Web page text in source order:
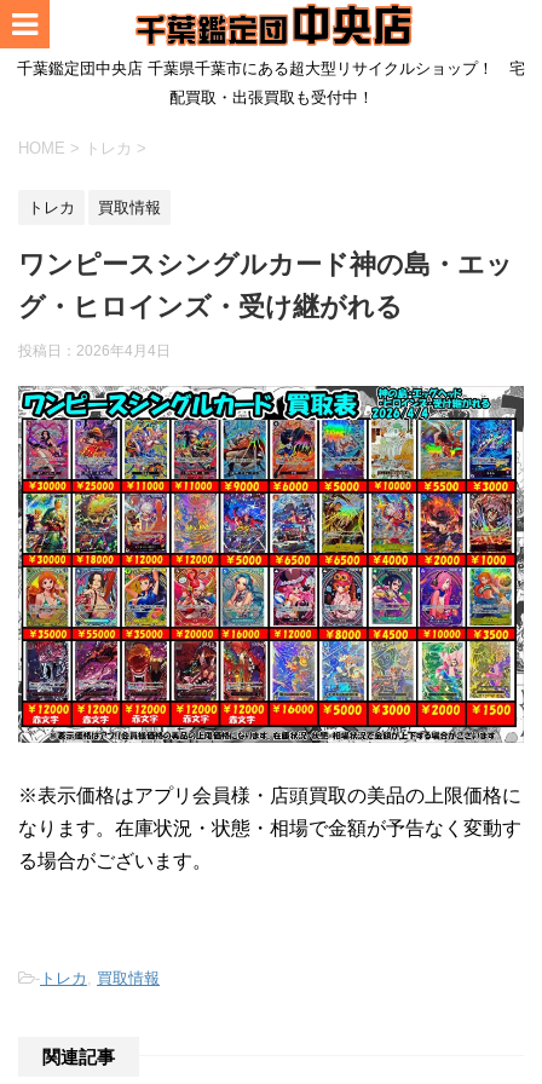
千葉鑑定団中央店 千葉県千葉市にある超大型リサイクルショップ！ 宅
配買取・出張買取も受付中！
HOME > トレカ >
トレカ 買取情報
ワンピースシングルカード神の島・エッ
グ・ヒロインズ・受け継がれる
投稿日： 2026年4月4日
※表示価格はアプリ会員様・店頭買取の美品の上限価格に
なります。在庫状況・状態・相場で金額が予告なく変動す
る場合がございます。
- トレカ , 買取情報
関連記事